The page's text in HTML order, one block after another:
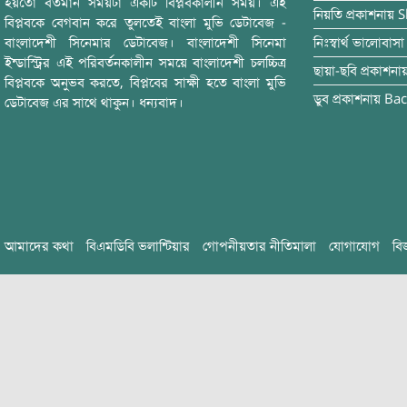
বিপ্লবকে বেগবান করে তুলতেই বাংলা মুভি ডেটাবেজ -
বাংলাদেশী সিনেমার ডেটাবেজ। বাংলাদেশী সিনেমা
ইন্ডাস্ট্রির এই পরিবর্তনকালীন সময়ে বাংলাদেশী চলচ্চিত্র
বিপ্লবকে অনুভব করতে, বিপ্লবের সাক্ষী হতে বাংলা মুভি
ডেটাবেজ এর সাথে থাকুন। ধন্যবাদ।
নিয়তি প্রকাশনায়
নিঃস্বার্থ ভালোবাসা
ছায়া-ছবি
ডুব প্রকাশনায়
আমাদের কথা বিএমডিবি ভলান্টিয়ার গোপনীয়তার নীতিমালা যোগাযোগ